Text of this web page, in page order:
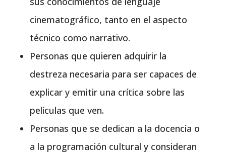
cinematográfico, tanto en el aspecto
técnico como narrativo.
Personas que quieren adquirir la
destreza necesaria para ser capaces de
explicar y emitir una crítica sobre las
películas que ven.
Personas que se dedican a la docencia o
a la programación cultural y consideran